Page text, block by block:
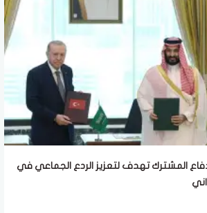
المشترك تهدف لتعزيز الردع الجماعي في